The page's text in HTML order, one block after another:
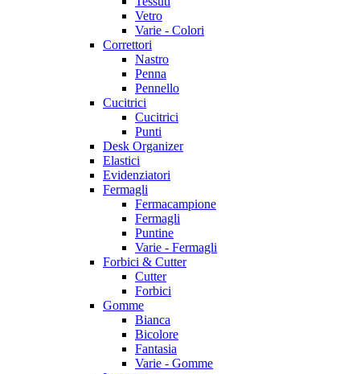
Vetro
Varie - Colori
Correttori
Nastro
Penna
Pennello
Cucitrici
Cucitrici
Punti
Desk Organizer
Elastici
Evidenziatori
Fermagli
Fermacampione
Fermagli
Puntine
Varie - Fermagli
Forbici & Cutter
Cutter
Forbici
Gomme
Bianca
Bicolore
Fantasia
Varie - Gomme